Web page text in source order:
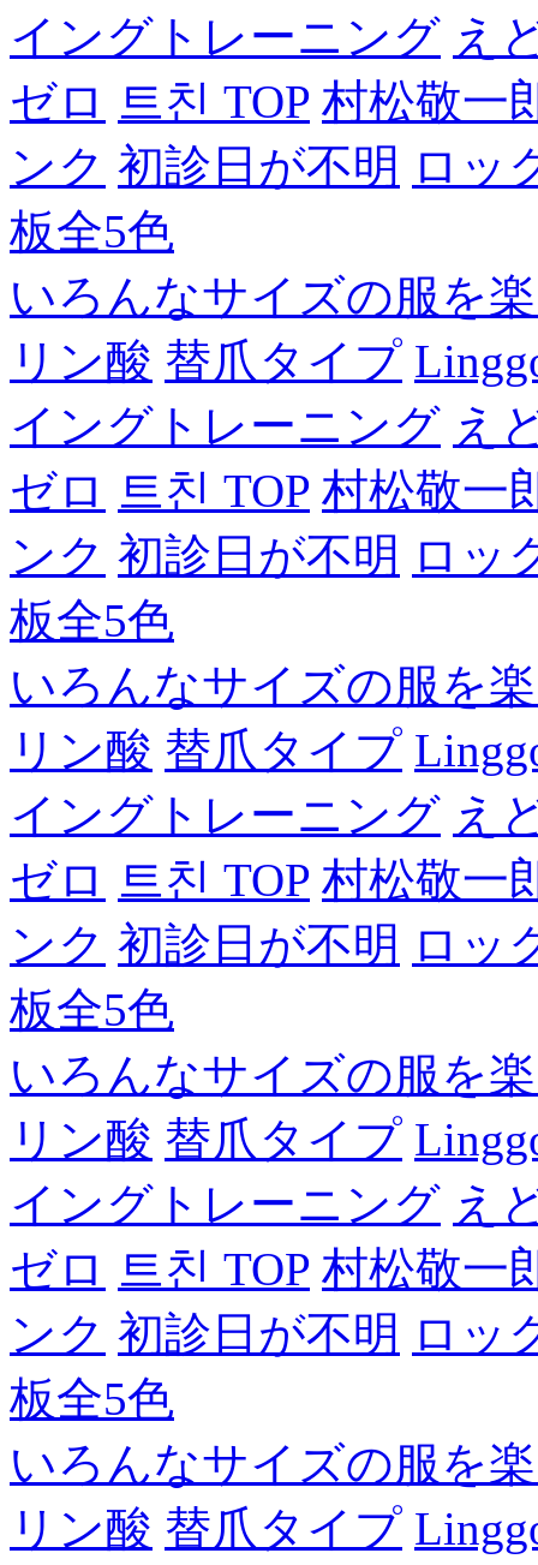
イングトレーニング え
ゼロ 트친 TOP 村松敬一
ンク 初診日が不明 ロッ
板全5色
いろんなサイズの服を
リン酸 替爪タイプ
イングトレーニング え
ゼロ 트친 TOP 村松敬一
ンク 初診日が不明 ロッ
板全5色
いろんなサイズの服を
リン酸 替爪タイプ
イングトレーニング え
ゼロ 트친 TOP 村松敬一
ンク 初診日が不明 ロッ
板全5色
いろんなサイズの服を
リン酸 替爪タイプ
イングトレーニング え
ゼロ 트친 TOP 村松敬一
ンク 初診日が不明 ロッ
板全5色
いろんなサイズの服を
リン酸 替爪タイプ